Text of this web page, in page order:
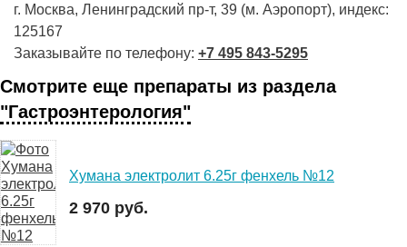
г. Москва, Ленинградский пр-т, 39 (м. Аэропорт), индекс:
125167
Заказывайте по телефону: +7 495 843-5295
Смотрите еще препараты из раздела
"Гастроэнтерология"
Хумана электролит 6.25г фенхель №12
2 970 руб.